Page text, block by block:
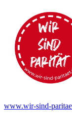
www.wir-sind-